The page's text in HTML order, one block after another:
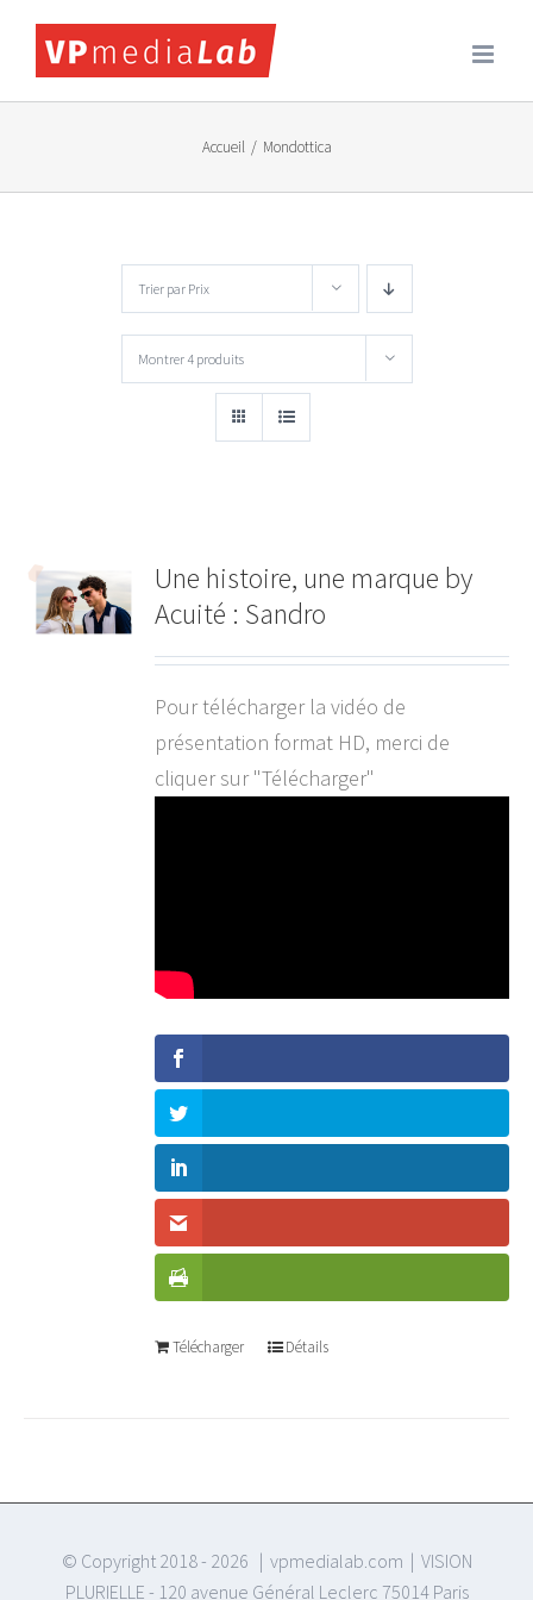
Accueil / Mondottica
Trier par Prix
Montrer 4 produits
Une histoire, une marque by
Acuité : Sandro
Pour télécharger la vidéo de
présentation format HD, merci de
cliquer sur "Télécharger"
Télécharger Détails
© Copyright 2018 - 2026 | vpmedialab.com | VISION
PLURIELLE - 120 avenue Général Leclerc 75014 Paris